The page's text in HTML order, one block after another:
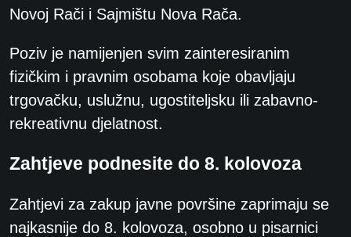
Novoj Rači i Sajmištu Nova Rača.
Poziv je namijenjen svim zainteresiranim
fizičkim i pravnim osobama koje obavljaju
trgovačku, uslužnu, ugostiteljsku ili zabavno-
rekreativnu djelatnost.
Zahtjeve podnesite do 8. kolovoza
Zahtjevi za zakup javne površine zaprimaju se
najkasnije do 8. kolovoza, osobno u pisarnici